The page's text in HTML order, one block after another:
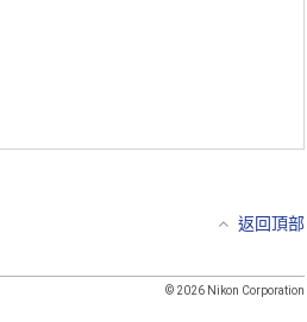
輸到另一台電腦。本軟件包含商
返回頂部
© 2026 Nikon Corporation